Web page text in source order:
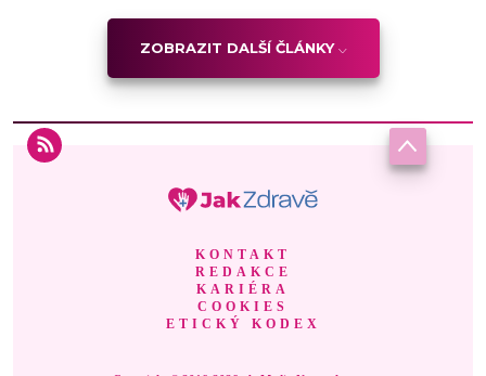
ZOBRAZIT DALŠÍ ČLÁNKY
KONTAKT
REDAKCE
KARIÉRA
COOKIES
ETICKÝ KODEX